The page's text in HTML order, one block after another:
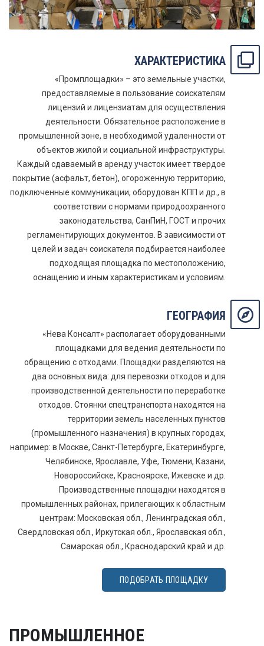
ХАРАКТЕРИСТИКА
«Промплощадки» – это земельные участки,
предоставляемые в пользование соискателям
лицензий и лицензиатам для осуществления
деятельности. Обязательное расположение в
промышленной зоне, в необходимой удаленности от
объектов жилой и социальной инфраструктуры.
Каждый сдаваемый в аренду участок имеет твердое
покрытие (асфальт, бетон), огороженную территорию,
подключенные коммуникации, оборудован КПП и др., в
соответствии с нормами природоохранного
законодательства, СанПиН, ГОСТ и прочих
регламентирующих документов. В зависимости от
целей и задач соискателя подбирается наиболее
подходящая площадка по местоположению,
оснащению и иным характеристикам и условиям.
ПОДОБРАТЬ ПЛОЩАДКУ
ПРОМЫШЛЕННОЕ
ГЕОГРАФИЯ
«Нева Консалт» располагает оборудованными
площадками для ведения деятельности по
обращению с отходами. Площадки разделяются на
два основных вида: для перевозки отходов и для
производственной деятельности по переработке
отходов. Стоянки спецтранспорта находятся на
территории земель населенных пунктов
(промышленного назначения) в крупных городах,
например: в Москве, Санкт-Петербурге, Екатеринбурге,
Челябинске, Ярославле, Уфе, Тюмени, Казани,
Новороссийске, Красноярске, Ижевске и др.
Производственные площадки находятся в
промышленных районах, прилегающих к областным
центрам: Московская обл., Ленинградская обл.,
Свердловская обл., Иркутская обл., Ярославская обл.,
Самарская обл., Краснодарский край и др.